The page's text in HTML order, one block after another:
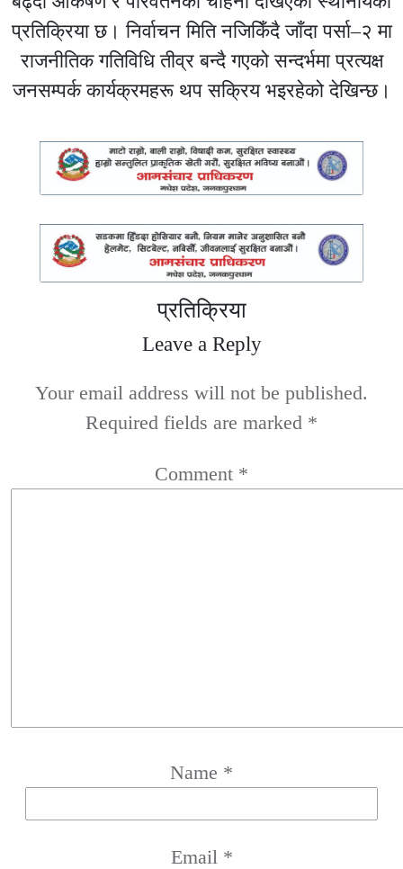
प्रतिक्रिया छ। निर्वाचन मिति नजिकिँदै जाँदा पर्सा–२ मा
राजनीतिक गतिविधि तीव्र बन्दै गएको सन्दर्भमा प्रत्यक्ष
जनसम्पर्क कार्यक्रमहरू थप सक्रिय भइरहेको देखिन्छ।
प्रतिक्रिया
Leave a Reply
Your email address will not be published.
Required fields are marked *
Comment *
Name *
Email *